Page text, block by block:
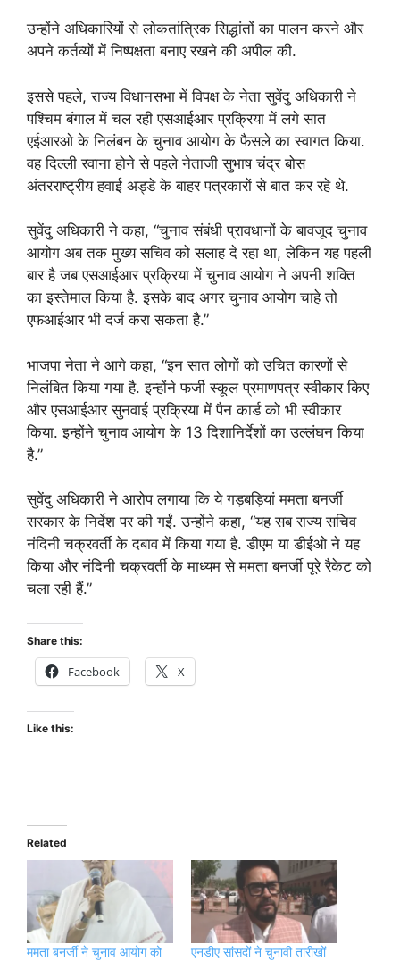
उन्होंने अधिकारियों से लोकतांत्रिक सिद्धांतों का पालन करने और
अपने कर्तव्यों में निष्पक्षता बनाए रखने की अपील की.
इससे पहले, राज्य विधानसभा में विपक्ष के नेता सुवेंदु अधिकारी ने
पश्चिम बंगाल में चल रही एसआईआर प्रक्रिया में लगे सात
एईआरओ के निलंबन के चुनाव आयोग के फैसले का स्वागत किया.
वह दिल्ली रवाना होने से पहले नेताजी सुभाष चंद्र बोस
अंतरराष्ट्रीय हवाई अड्डे के बाहर पत्रकारों से बात कर रहे थे.
सुवेंदु अधिकारी ने कहा, “चुनाव संबंधी प्रावधानों के बावजूद चुनाव
आयोग अब तक मुख्य सचिव को सलाह दे रहा था, लेकिन यह पहली
बार है जब एसआईआर प्रक्रिया में चुनाव आयोग ने अपनी शक्ति
का इस्तेमाल किया है. इसके बाद अगर चुनाव आयोग चाहे तो
एफआईआर भी दर्ज करा सकता है.”
भाजपा नेता ने आगे कहा, “इन सात लोगों को उचित कारणों से
निलंबित किया गया है. इन्होंने फर्जी स्कूल प्रमाणपत्र स्वीकार किए
और एसआईआर सुनवाई प्रक्रिया में पैन कार्ड को भी स्वीकार
किया. इन्होंने चुनाव आयोग के 13 दिशानिर्देशों का उल्लंघन किया
है.”
सुवेंदु अधिकारी ने आरोप लगाया कि ये गड़बड़ियां ममता बनर्जी
सरकार के निर्देश पर की गईं. उन्होंने कहा, “यह सब राज्य सचिव
नंदिनी चक्रवर्ती के दबाव में किया गया है. डीएम या डीईओ ने यह
किया और नंदिनी चक्रवर्ती के माध्यम से ममता बनर्जी पूरे रैकेट को
चला रही हैं.”
Share this:
Facebook X
Like this:
Related
ममता बनर्जी ने चुनाव आयोग को
एनडीए सांसदों ने चुनावी तारीखों